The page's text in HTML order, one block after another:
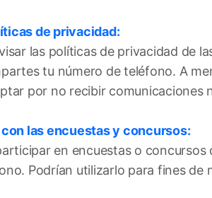
de privacidad:
las políticas de privacidad de
tu número de teléfono. A
por no recibir comunicaciones
las encuestas y concursos:
en encuestas o concursos
Podrían utilizarlo para fines de